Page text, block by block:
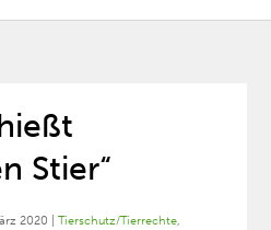
Stier“
2020 |Tierschutz/Tierrechte,